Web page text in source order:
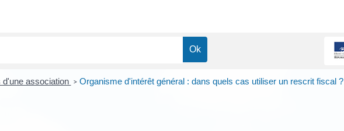
association > Organisme d'intérêt général : dans quels cas utiliser un rescrit fiscal ?